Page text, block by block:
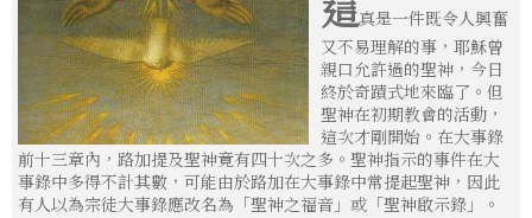
真是一件既令人興奮
又不易理解的事，耶穌曾
親口允許過的聖神，今日
終於奇蹟式地來臨了。但
聖神在初期教會的活動，
這次才剛開始。在大事錄
前十三章內，路加提及聖神竟有四十次之多。聖神指示的事件在大
事錄中多得不計其數，可能由於路加在大事錄中常提起聖神，因此
有人以為宗徒大事錄應改名為「聖神之福音」或「聖神啟示錄」。